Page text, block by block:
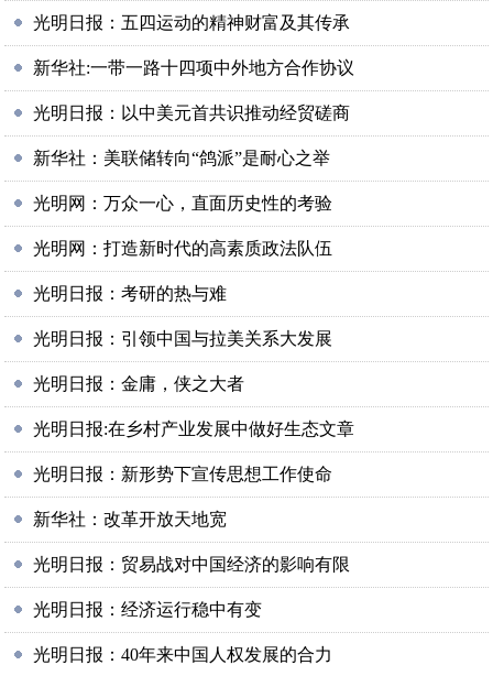
光明日报：五四运动的精神财富及其传承
新华社:一带一路十四项中外地方合作协议
光明日报：以中美元首共识推动经贸磋商
新华社：美联储转向“鸽派”是耐心之举
光明网：万众一心，直面历史性的考验
光明网：打造新时代的高素质政法队伍
光明日报：考研的热与难
光明日报：引领中国与拉美关系大发展
光明日报：金庸，侠之大者
光明日报:在乡村产业发展中做好生态文章
光明日报：新形势下宣传思想工作使命
新华社：改革开放天地宽
光明日报：贸易战对中国经济的影响有限
光明日报：经济运行稳中有变
光明日报：40年来中国人权发展的合力